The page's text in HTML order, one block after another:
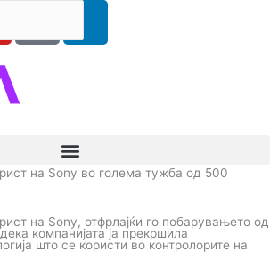
-
k
t
n
на Sony во голема тужба од 500
на Sony, отфрлајќи го побарувањето од
компанијата ја прекршила
што се користи во контролорите на